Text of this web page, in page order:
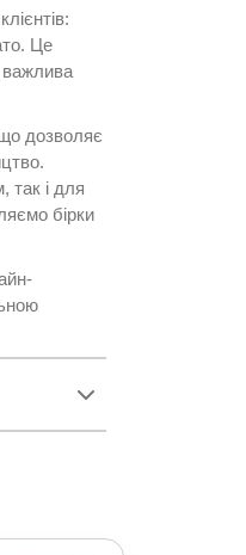
Це
важлива
дозволяє
так і для
бірки